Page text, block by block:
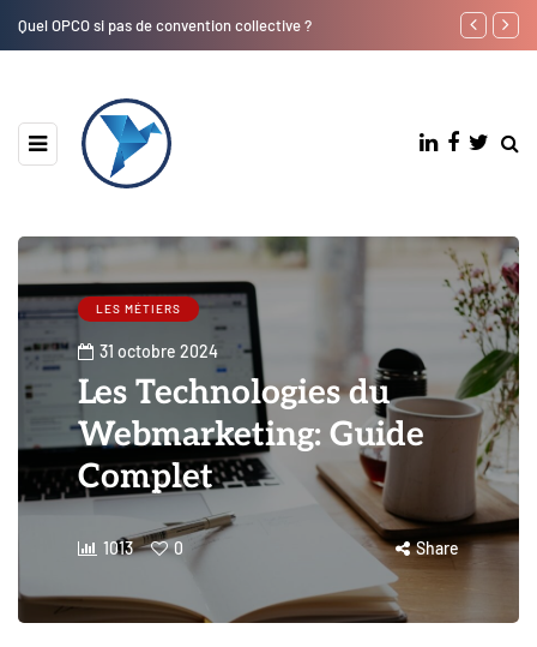
Quel OPCO si pas de convention collective ? Où trouver
LES MÉTIERS
31 octobre 2024
Les Technologies du
Webmarketing: Guide
Complet
1013 0 Share